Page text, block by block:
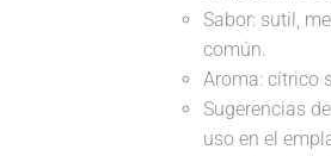
Sabor: sutil,
común.
Aroma: cítrico
Sugerencias
uso en el